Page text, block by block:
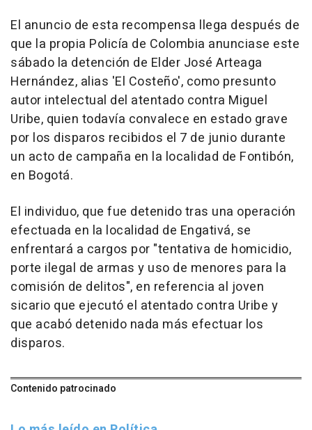
El anuncio de esta recompensa llega después de
que la propia Policía de Colombia anunciase este
sábado la detención de Elder José Arteaga
Hernández, alias 'El Costeño', como presunto
autor intelectual del atentado contra Miguel
Uribe, quien todavía convalece en estado grave
por los disparos recibidos el 7 de junio durante
un acto de campaña en la localidad de Fontibón,
en Bogotá.
El individuo, que fue detenido tras una operación
efectuada en la localidad de Engativá, se
enfrentará a cargos por "tentativa de homicidio,
porte ilegal de armas y uso de menores para la
comisión de delitos", en referencia al joven
sicario que ejecutó el atentado contra Uribe y
que acabó detenido nada más efectuar los
disparos.
Contenido patrocinado